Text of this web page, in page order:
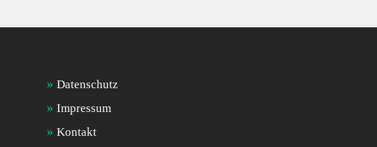
Datenschutz
Impressum
Kontakt